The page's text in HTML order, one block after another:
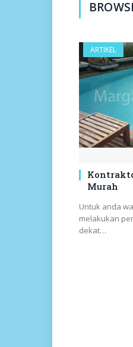
ARTIKEL
Murah
Untuk anda
melakukan
dekat…